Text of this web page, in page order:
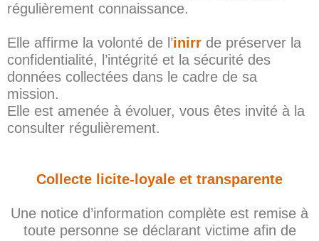
régulièrement connaissance.
Elle affirme la volonté de l’inirr de préserver la
confidentialité, l’intégrité et la sécurité des
données collectées dans le cadre de sa
mission.
Elle est amenée à évoluer, vous êtes invité à la
consulter régulièrement.
Collecte licite-loyale et transparente
Une notice d’information complète est remise à
toute personne se déclarant victime afin de